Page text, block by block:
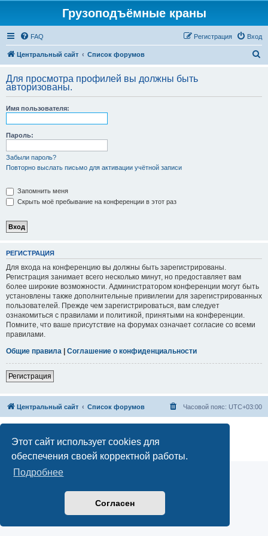
Этот сайт использует cookies для
обеспечения своей корректной работы.
Подробнее
Согласен
Грузоподъёмные краны
FAQ Вход
Регистрация
Центральный сайт Список форумов
с
Для просмотра профилей вы должны быть
авторизованы.
Имя пользователя:
Пароль:
Забыли пароль?
Повторно выслать письмо для активации учётной записи
Запомнить меня
Скрыть моё пребывание на конференции в этот раз
РЕГИСТРАЦИЯ
Для входа на конференцию вы должны быть зарегистрированы.
Регистрация занимает всего несколько минут, но предоставляет вам
более широкие возможности. Администратором конференции могут быть
установлены также дополнительные привилегии для зарегистрированных
пользователей. Прежде чем зарегистрироваться, вам следует
ознакомиться с правилами и политикой, принятыми на конференции.
Помните, что ваше присутствие на форумах означает согласие со всеми
правилами.
Общие правила | Соглашение о конфиденциальности
Регистрация
Центральный сайт Список форумов Часовой пояс: UTC+03:00
Русская поддержка phpBB